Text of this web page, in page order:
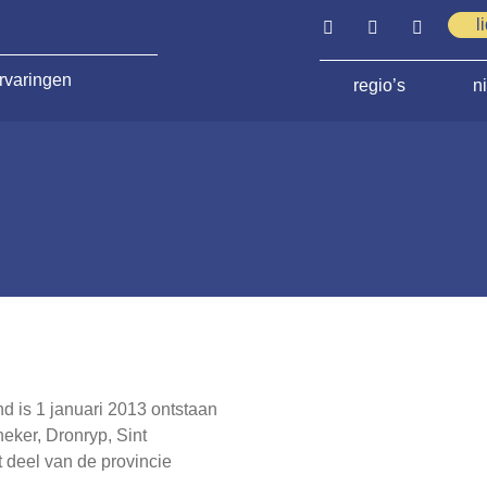
regio’s
is 1 januari 2013 ontstaan
Dronryp, Sint
deel van de provincie